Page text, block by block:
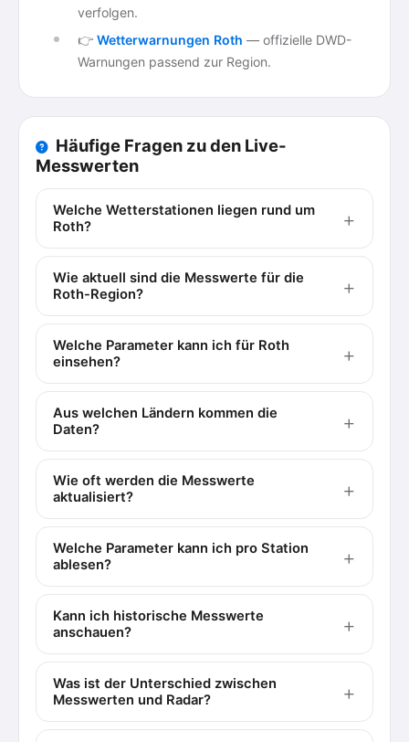
verfolgen.
👉 Wetterwarnungen Roth — offizielle DWD-
Warnungen passend zur Region.
Häufige Fragen zu den Live-
Messwerten
Welche Wetterstationen liegen rund um
Roth?
Wie aktuell sind die Messwerte für die
Roth-Region?
Welche Parameter kann ich für Roth
einsehen?
Aus welchen Ländern kommen die
Daten?
Wie oft werden die Messwerte
aktualisiert?
Welche Parameter kann ich pro Station
ablesen?
Kann ich historische Messwerte
anschauen?
Was ist der Unterschied zwischen
Messwerten und Radar?